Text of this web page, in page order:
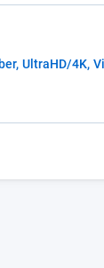
UltraHD/4K,